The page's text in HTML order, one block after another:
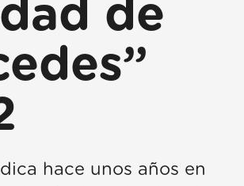
de
hace unos años en